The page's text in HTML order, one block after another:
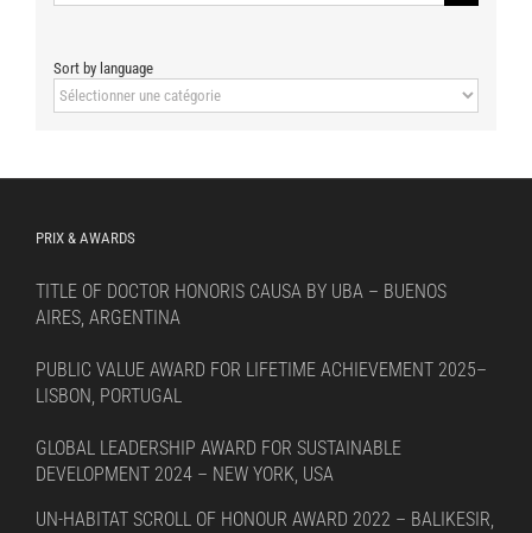
for:
Sort by language
Sort
by
PRIX & AWARDS
TITLE OF DOCTOR HONORIS CAUSA BY UBA – BUENOS
AIRES, ARGENTINA
PUBLIC VALUE AWARD FOR LIFETIME ACHIEVEMENT 2025–
LISBON, PORTUGAL
GLOBAL LEADERSHIP AWARD FOR SUSTAINABLE
DEVELOPMENT 2024 – NEW YORK, USA
UN-HABITAT SCROLL OF HONOUR AWARD 2022 – BALIKESIR,